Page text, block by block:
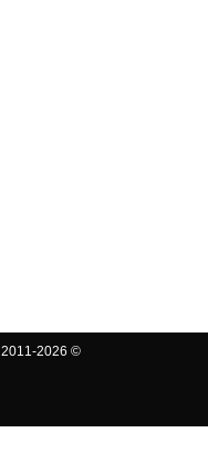
2011-2026 ©